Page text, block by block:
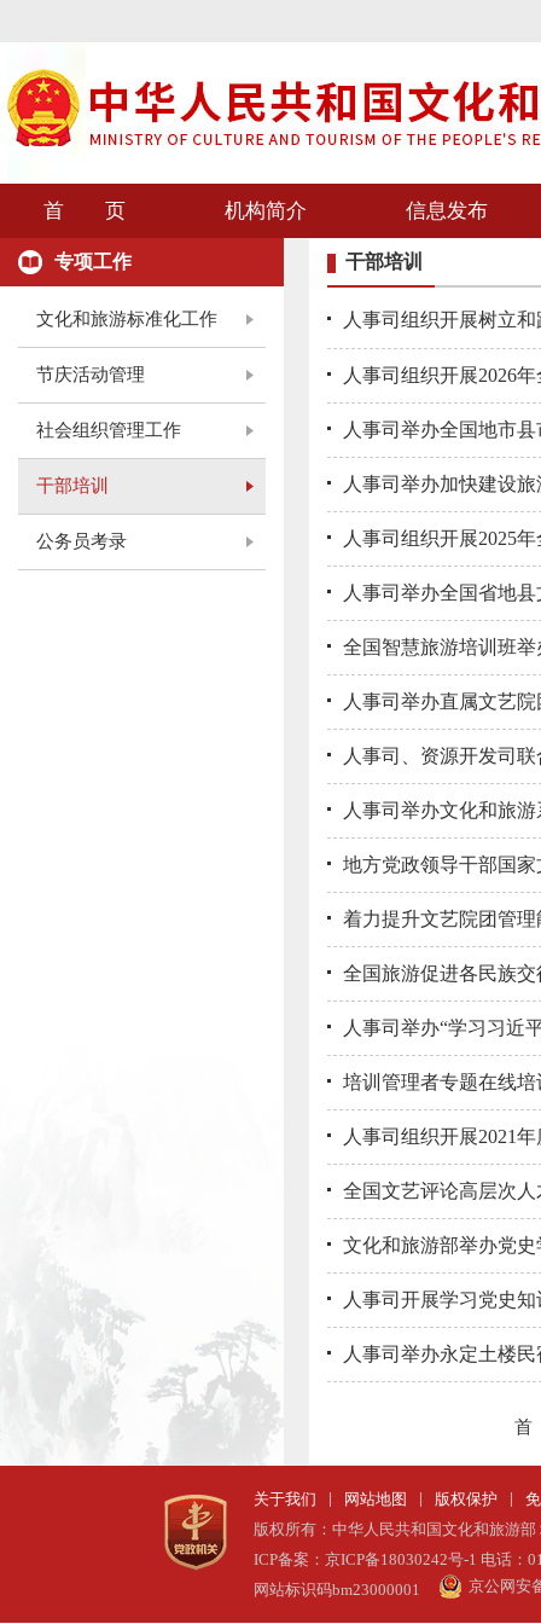
首 页 机构简介 信息发布
专项工作
文化和旅游标准化工作
节庆活动管理
社会组织管理工作
干部培训
公务员考录
干部培训
人事司组织开展树立
人事司组织开展2026
人事司举办全国地市
人事司举办加快建设
人事司组织开展2025
人事司举办全国省地
全国智慧旅游培训班举
人事司举办直属文艺
人事司、资源开发司
人事司举办文化和旅
地方党政领导干部国
着力提升文艺院团管
全国旅游促进各民族
人事司举办“学习习近
培训管理者专题在线
人事司组织开展2021
全国文艺评论高层次
文化和旅游部举办党
人事司开展学习党史
人事司举办永定土楼
首